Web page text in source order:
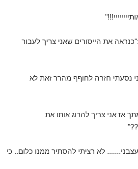
את הייסורים שאני צריך לעבור
נסעתי חזרה לחוףף מהרר זאת לא
אז אני צריך להרוג אותו את
לא רציתי להסתיר ממנו כלום.. כי